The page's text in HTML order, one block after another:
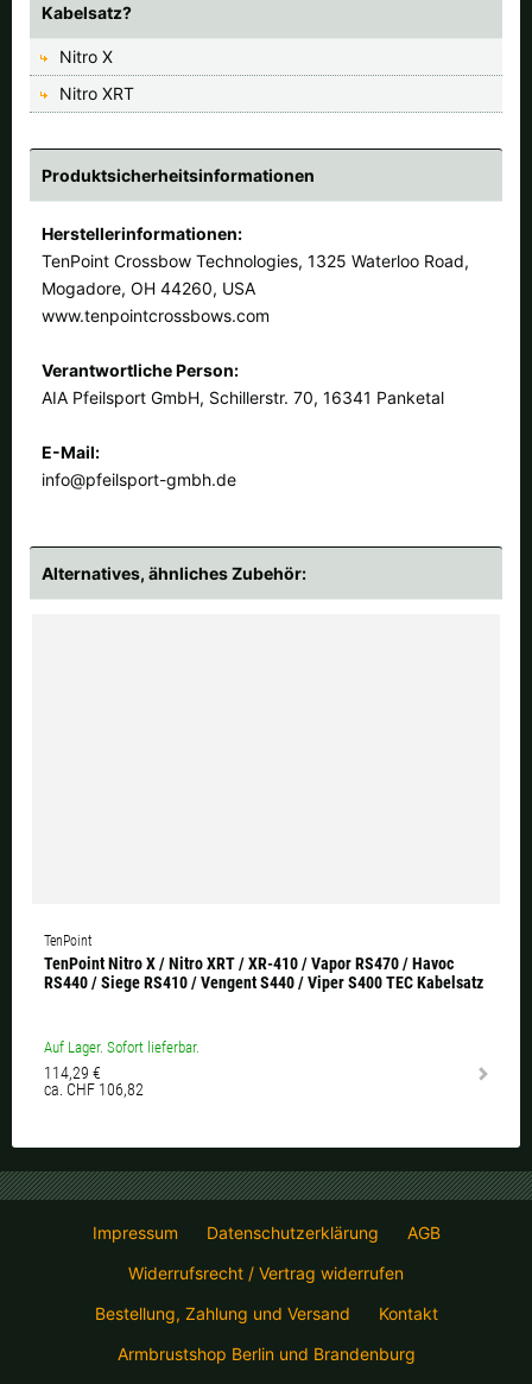
Kabelsatz?
Nitro X
Nitro XRT
Produktsicherheitsinformationen
Herstellerinformationen:
TenPoint Crossbow Technologies, 1325 Waterloo Road,
Mogadore, OH 44260, USA
www.tenpointcrossbows.com
Verantwortliche Person:
AIA Pfeilsport GmbH, Schillerstr. 70, 16341 Panketal
E-Mail:
info@pfeilsport-gmbh.de
Alternatives, ähnliches Zubehör:
TenPoint
TenPoint Nitro X / Nitro XRT / XR-410 / Vapor RS470 / Havoc
RS440 / Siege RS410 / Vengent S440 / Viper S400 TEC Kabelsatz
Auf Lager. Sofort lieferbar.
114,29 €
ca. CHF 106,82
Impressum Datenschutzerklärung
AGB
Widerrufsrecht / Vertrag widerrufen
Bestellung, Zahlung und Versand
Kontakt
Armbrustshop Berlin und Brandenburg